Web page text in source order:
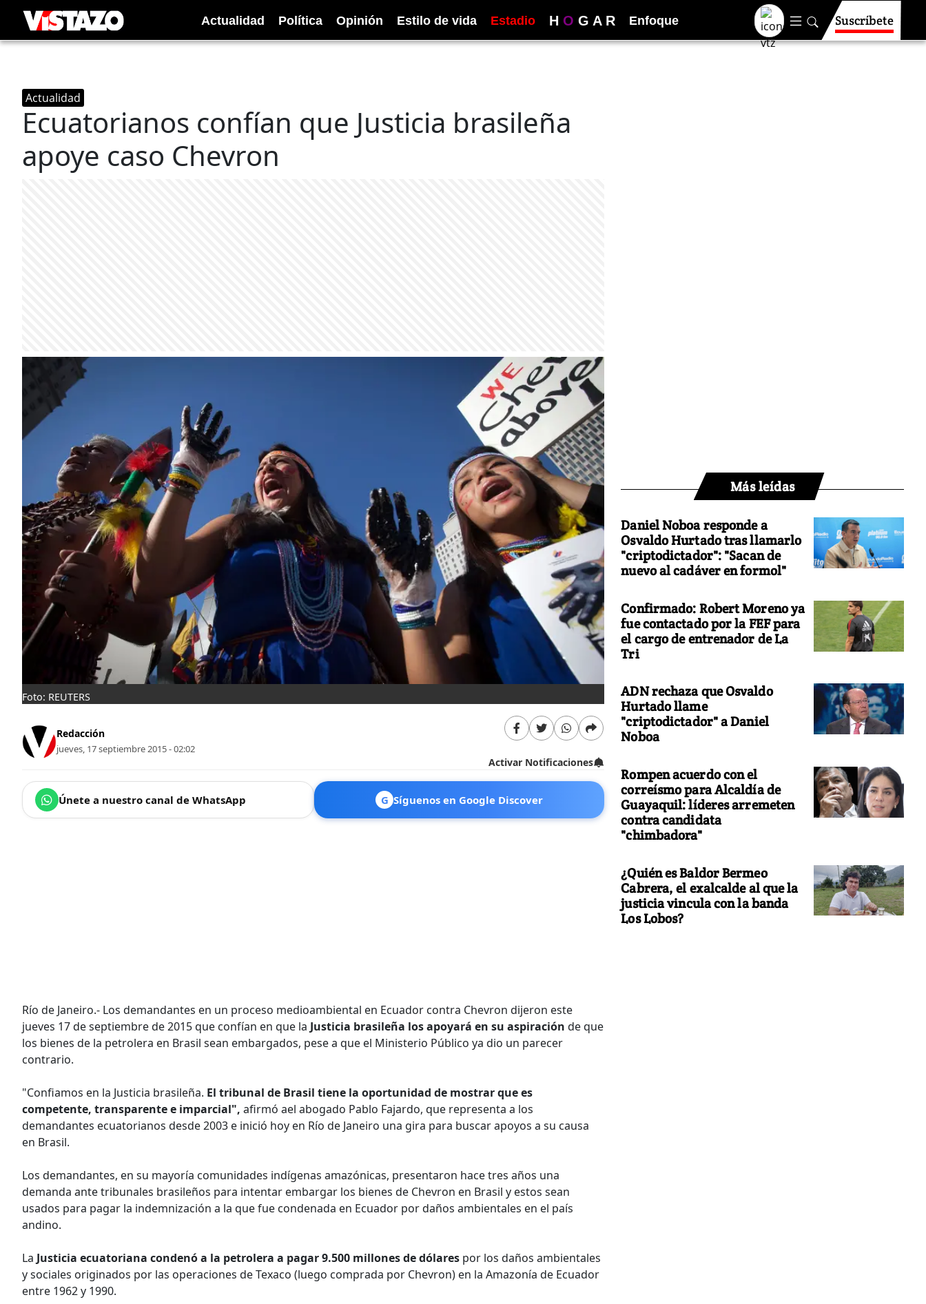
Actualidad Política Opinión Estilo de vida Estadio H O G A R Enfoque Suscríbete
Actualidad
Ecuatorianos confían que Justicia brasileña
apoye caso Chevron
Foto: REUTERS
Redacción
jueves, 17 septiembre 2015 - 02:02
Activar Notificaciones
Únete a nuestro canal de WhatsApp G Síguenos en Google Discover
Río de Janeiro.- Los demandantes en un proceso medioambiental en Ecuador contra Chevron dijeron este
jueves 17 de septiembre de 2015 que confían en que la Justicia brasileña los apoyará en su aspiración de que
los bienes de la petrolera en Brasil sean embargados, pese a que el Ministerio Público ya dio un parecer
contrario.
"Confiamos en la Justicia brasileña. El tribunal de Brasil tiene la oportunidad de mostrar que es
competente, transparente e imparcial", afirmó ael abogado Pablo Fajardo, que representa a los
demandantes ecuatorianos desde 2003 e inició hoy en Río de Janeiro una gira para buscar apoyos a su causa
en Brasil.
Los demandantes, en su mayoría comunidades indígenas amazónicas, presentaron hace tres años una
demanda ante tribunales brasileños para intentar embargar los bienes de Chevron en Brasil y estos sean
usados para pagar la indemnización a la que fue condenada en Ecuador por daños ambientales en el país
andino.
La Justicia ecuatoriana condenó a la petrolera a pagar 9.500 millones de dólares por los daños ambientales
y sociales originados por las operaciones de Texaco (luego comprada por Chevron) en la Amazonía de Ecuador
entre 1962 y 1990.
Más leídas
Daniel Noboa responde a
Osvaldo Hurtado tras llamarlo
"criptodictador": "Sacan de
nuevo al cadáver en formol"
Confirmado: Robert Moreno ya
fue contactado por la FEF para
el cargo de entrenador de La
Tri
ADN rechaza que Osvaldo
Hurtado llame
"criptodictador" a Daniel
Noboa
Rompen acuerdo con el
correísmo para Alcaldía de
Guayaquil: líderes arremeten
contra candidata
"chimbadora"
¿Quién es Baldor Bermeo
Cabrera, el exalcalde al que la
justicia vincula con la banda
Los Lobos?